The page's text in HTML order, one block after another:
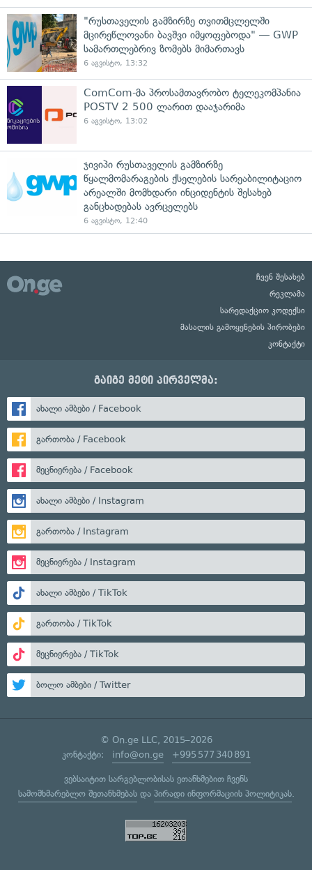
"რუსთაველის გამზირზე თვითმცლელში
მცირეწლოვანი ბავშვი იმყოფებოდა" — GWP
სამართლებრივ ზომებს მიმართავს
6 აგვისტო, 13:32
ComCom-მა პროსამთავრობო ტელეკომპანია
POSTV 2 500 ლარით დააჯარიმა
6 აგვისტო, 13:02
ჯივიპი რუსთაველის გამზირზე
წყალმომარაგების ქსელების სარეაბილიტაციო
არეალში მომხდარი ინციდენტის შესახებ
განცხადებას ავრცელებს
6 აგვისტო, 12:40
ჩვენ შესახებ
რეკლამა
სარედაქციო კოდექსი
მასალის გამოყენების პირობები
კონტაქტი
გაიგე მეტი პირველმა:
ახალი ამბები / Facebook
გართობა / Facebook
მეცნიერება / Facebook
ახალი ამბები / Instagram
გართობა / Instagram
მეცნიერება / Instagram
ახალი ამბები / TikTok
გართობა / TikTok
მეცნიერება / TikTok
ბოლო ამბები / Twitter
© On.ge LLC, 2015–2026
კონტაქტი: info@on.ge +995 577 340 891
ვებსაიტით სარგებლობისას ეთანხმებით ჩვენს
სამომხმარებლო შეთანხმებასდა პირადი ინფორმაციის პოლიტიკას.